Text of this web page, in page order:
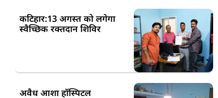
कटिहार:13 अगस्त को लगेगा
स्वैच्छिक रक्तदान शिविर
अवैध आशा हॉस्पिटल